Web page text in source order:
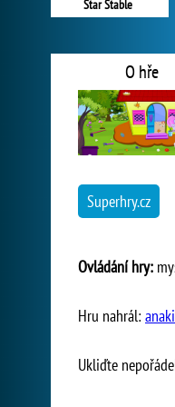
Star Stable
O hře
Superhry.cz
Ovládání hry:
Hru nahrál:
Ukliďte